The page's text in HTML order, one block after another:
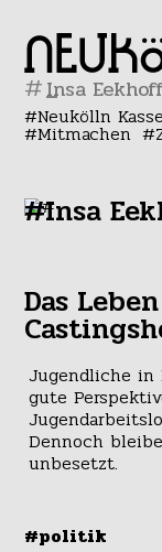
#
Neukölln
Mitmachen
#Insa
Das
Jugendliche in
gute
Dennoch
unbesetzt.
#politik